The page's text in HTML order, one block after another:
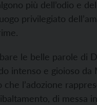
più dell’odio e
privilegiato
le belle parole di
intenso e gioioso da
l’adozione
di messa